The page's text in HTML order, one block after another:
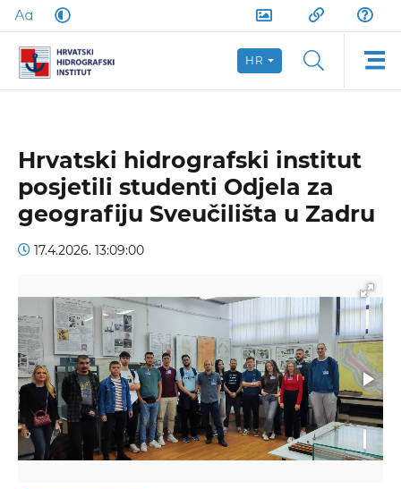
HR
Hrvatski hidrografski institut
posjetili studenti Odjela za
geografiju Sveučilišta u Zadru
17.4.2026. 13:09:00